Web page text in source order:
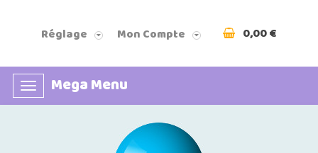
Réglage Mon Compte 0,00 €
Basculer
la
Mega Menu